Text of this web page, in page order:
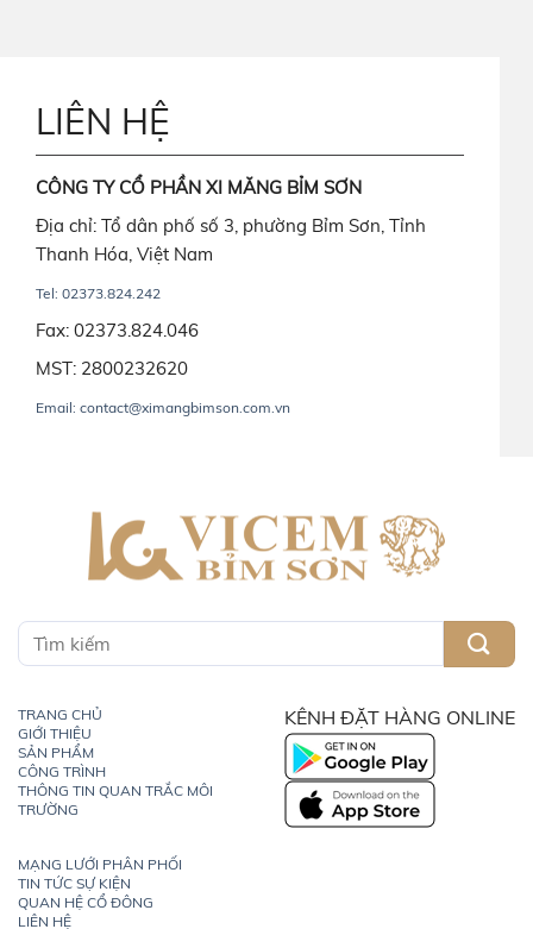
LIÊN HỆ
CÔNG TY CỔ PHẦN XI MĂNG BỈM SƠN
Địa chỉ: Tổ dân phố số 3, phường Bỉm Sơn, Tỉnh
Thanh Hóa, Việt Nam
Tel: 02373.824.242
Fax: 02373.824.046
MST: 2800232620
Email: contact@ximangbimson.com.vn
TRANG CHỦ
GIỚI THIỆU
SẢN PHẨM
CÔNG TRÌNH
THÔNG TIN QUAN TRẮC MÔI
TRƯỜNG
MẠNG LƯỚI PHÂN PHỐI
TIN TỨC SỰ KIỆN
QUAN HỆ CỔ ĐÔNG
LIÊN HỆ
KÊNH ĐẶT HÀNG ONLINE